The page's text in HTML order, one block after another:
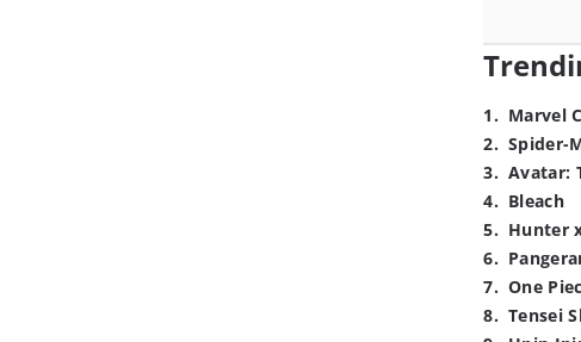
1. Marvel
2. Spider-
3. Avatar:
4. Bleach
5. Hunter
6.
7. One
8. Tensei